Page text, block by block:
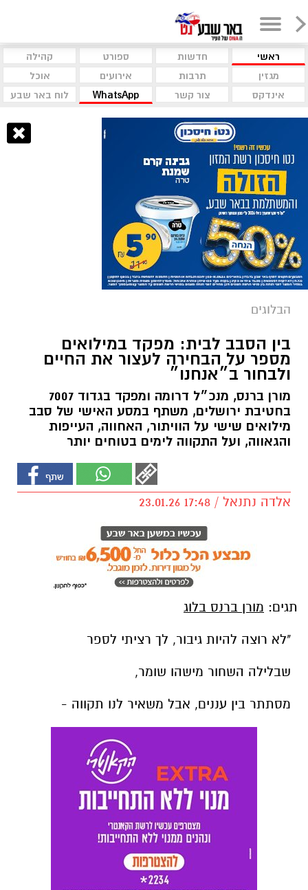
ראשי חדשות ספורט
קהילה
מגזין
תרבות אירועים
אוכל
אינדקס
צור קשר WhatsApp לוח באר שבע
הבלוגים
בין הסבב לבית: מפקד במילואים
מספר על הבחירה לעצור את החיים
ולבחור ב״אנחנו״
מורן ברנס, מנכ״ל דרומה ומפקד בגדוד 7007
בחטיבת ירושלים, משתף במסע האישי של סבב
מילואים שישי על הוויתור, האחווה, העייפות
והגאווה, ועל התקווה לימים בטוחים יותר
אלדה נתנאל / 17:48 23.01.26
מורן ברנס בלוג
"לא רוצה להיות גיבור, לך רציתי לספר
שבלילה השחור מישהו שומר,
מסתתר בין עננים, אבל משאיר לנו תקווה -
לימים יותר יפים ימים של אהבה". (מחר אני בבית,